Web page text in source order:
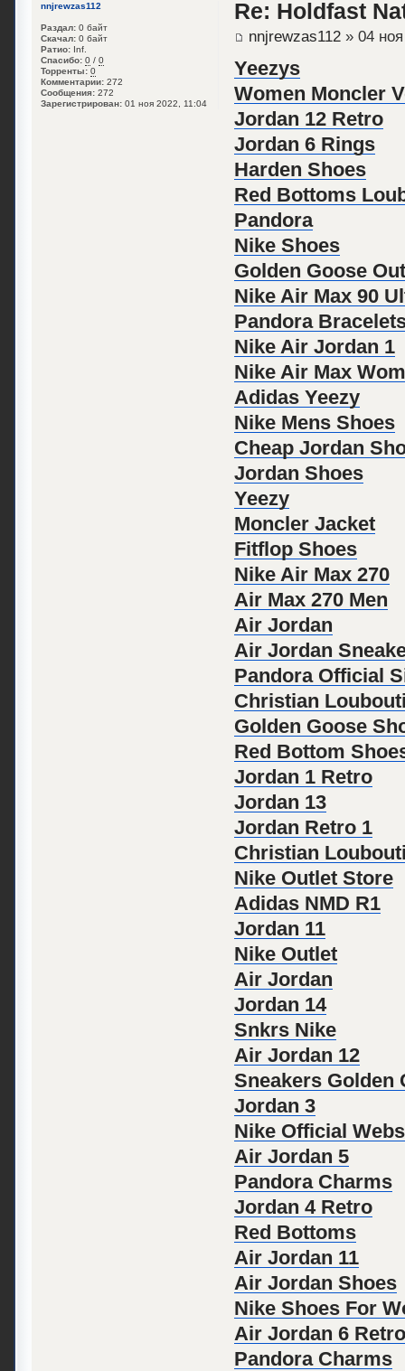
Re: Holdfast
nnjrewzas112» 04 ноя
Yeezys
Women Moncler
Jordan 12 Retro
Jordan 6 Rings
Harden Shoes
Red Bottoms
Pandora
Nike Shoes
Golden Goose
Nike Air Max 90
Pandora
Nike Air Jordan 1
Nike Air Max
Adidas Yeezy
Nike Mens Shoes
Cheap Jordan
Jordan Shoes
Yeezy
Moncler Jacket
Fitflop Shoes
Nike Air Max 270
Air Max 270 Men
Air Jordan
Air Jordan
Pandora Official
Christian
Golden Goose
Red Bottom
Jordan 1 Retro
Jordan 13
Jordan Retro 1
Christian
Nike Outlet Store
Adidas NMD R1
Jordan 11
Nike Outlet
Air Jordan
Jordan 14
Snkrs Nike
Air Jordan 12
Sneakers Golden
Jordan 3
Nike Official
Air Jordan 5
Pandora Charms
Jordan 4 Retro
Red Bottoms
Air Jordan 11
Air Jordan Shoes
Nike Shoes For
Air Jordan 6 Retro
Pandora Charms
nnjrewzas112
Раздал: 0 байт
Скачал: 0 байт
Ратио: Inf.
Спасибо: 0 / 0
Торренты: 0
Комментарии: 272
Сообщения: 272
Зарегистрирован: 01 ноя 2022, 11:04